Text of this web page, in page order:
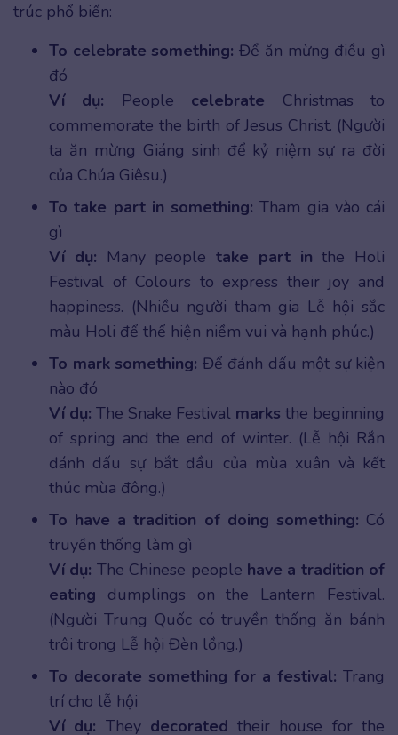
trúc phổ biến:
To celebrate something: Để ăn mừng điều gì
đó
Ví dụ: People celebrate Christmas to
commemorate the birth of Jesus Christ. (Người
ta ăn mừng Giáng sinh để kỷ niệm sự ra đời
của Chúa Giêsu.)
To take part in something: Tham gia vào cái
gì
Ví dụ: Many people take part in the Holi
Festival of Colours to express their joy and
happiness. (Nhiều người tham gia Lễ hội sắc
màu Holi để thể hiện niềm vui và hạnh phúc.)
To mark something: Để đánh dấu một sự kiện
nào đó
Ví dụ: The Snake Festival marks the beginning
of spring and the end of winter. (Lễ hội Rắn
đánh dấu sự bắt đầu của mùa xuân và kết
thúc mùa đông.)
To have a tradition of doing something: Có
truyền thống làm gì
Ví dụ: The Chinese people have a tradition of
eating dumplings on the Lantern Festival.
(Người Trung Quốc có truyền thống ăn bánh
trôi trong Lễ hội Đèn lồng.)
To decorate something for a festival: Trang
trí cho lễ hội
Ví dụ: They decorated their house for the